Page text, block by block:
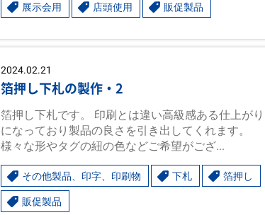
展示会用 店頭使用 販促製品
2024.02.21
箔押し下札の製作・2
箔押し下札です。 印刷とは違い高級感ある仕上がり
になっており製品の良さを引き出してくれます。
様々な形やタグの紐の色などご希望がござ...
その他製品、印字、印刷物 下札 箔押し
販促製品